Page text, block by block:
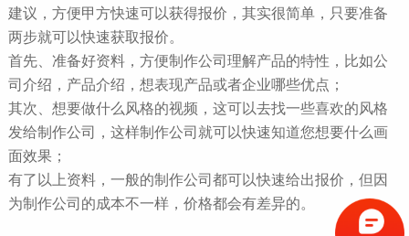
建议，方便甲方快速可以获得报价，其实很简单，只要准备
两步就可以快速获取报价。
首先、准备好资料，方便制作公司理解产品的特性，比如公
司介绍，产品介绍，想表现产品或者企业哪些优点；
其次、想要做什么风格的视频，这可以去找一些喜欢的风格
发给制作公司，这样制作公司就可以快速知道您想要什么画
面效果；
有了以上资料，一般的制作公司都可以快速给出报价，但因
为制作公司的成本不一样，价格都会有差异的。